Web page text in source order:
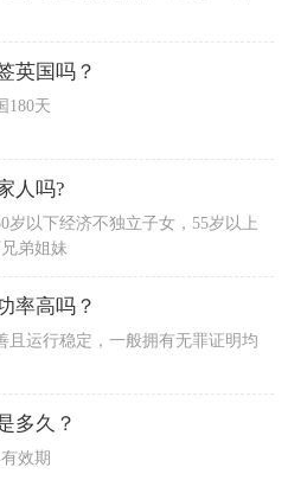
英国吗？
180天
人吗?
岁以下经济不独立子女，55岁以上
弟姐妹
率高吗？
且运行稳定，一般拥有无罪证明均
多久？
效期